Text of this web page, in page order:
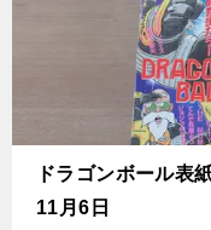
ドラゴンボール表
11月6日